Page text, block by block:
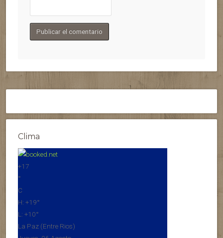
Clima
+17
°
C
H: +19°
L: +10°
La Paz (Entre Rios)